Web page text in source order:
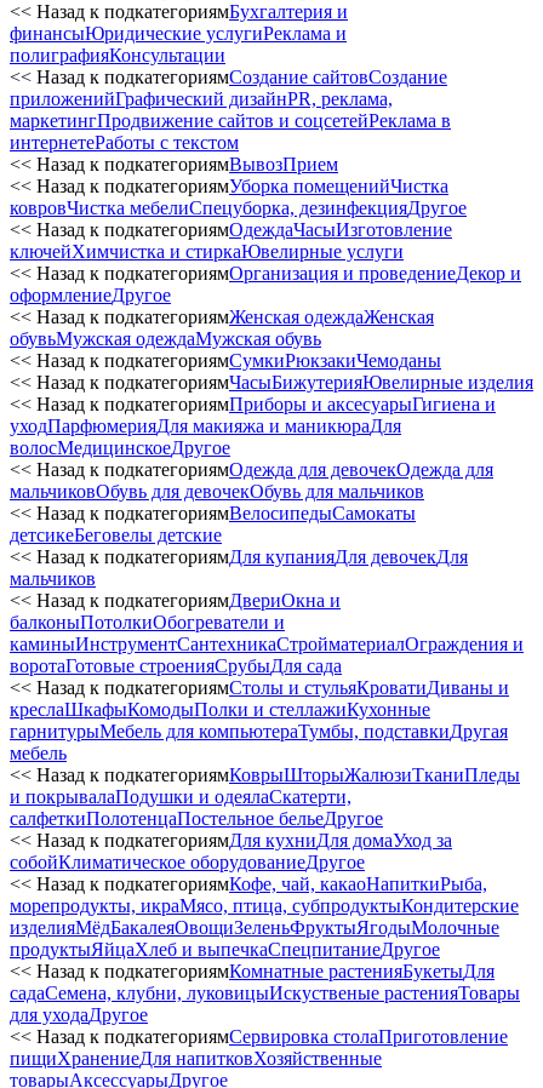
<< Назад к подкатегориямБухгалтерия и
финансыЮридические услугиРеклама и
полиграфияКонсультации
<< Назад к подкатегориямСоздание сайтовСоздание
приложенийГрафический дизайнPR, реклама,
маркетингПродвижение сайтов и соцсетейРеклама в
интернетеРаботы с текстом
<< Назад к подкатегориямВывозПрием
<< Назад к подкатегориямУборка помещенийЧистка
ковровЧистка мебелиСпецуборка, дезинфекцияДругое
<< Назад к подкатегориямОдеждаЧасыИзготовление
ключейХимчистка и стиркаЮвелирные услуги
<< Назад к подкатегориямОрганизация и проведениеДекор и
оформлениеДругое
<< Назад к подкатегориямЖенская одеждаЖенская
обувьМужская одеждаМужская обувь
<< Назад к подкатегориямСумкиРюкзакиЧемоданы
<< Назад к подкатегориямЧасыБижутерияЮвелирные изделия
<< Назад к подкатегориямПриборы и аксесуарыГигиена и
уходПарфюмерияДля макияжа и маникюраДля
волосМедицинскоеДругое
<< Назад к подкатегориямОдежда для девочекОдежда для
мальчиковОбувь для девочекОбувь для мальчиков
<< Назад к подкатегориямВелосипедыСамокаты
детсикеБеговелы детские
<< Назад к подкатегориямДля купанияДля девочекДля
мальчиков
<< Назад к подкатегориямДвериОкна и
балконыПотолкиОбогреватели и
каминыИнструментСантехникаСтройматериалОграждения и
воротаГотовые строенияСрубыДля сада
<< Назад к подкатегориямСтолы и стульяКроватиДиваны и
креслаШкафыКомодыПолки и стеллажиКухонные
гарнитурыМебель для компьютераТумбы, подставкиДругая
мебель
<< Назад к подкатегориямКоврыШторыЖалюзиТканиПледы
и покрывалаПодушки и одеялаСкатерти,
салфеткиПолотенцаПостельное бельеДругое
<< Назад к подкатегориямДля кухниДля домаУход за
собойКлиматическое оборудованиеДругое
<< Назад к подкатегориямКофе, чай, какаоНапиткиРыба,
морепродукты, икраМясо, птица, субпродуктыКондитерские
изделияМёдБакалеяОвощиЗеленьФруктыЯгодыМолочные
продуктыЯйцаХлеб и выпечкаСпецпитаниеДругое
<< Назад к подкатегориямКомнатные растенияБукетыДля
садаСемена, клубни, луковицыИскуственые растенияТовары
для уходаДругое
<< Назад к подкатегориямСервировка столаПриготовление
пищиХранениеДля напитковХозяйственные
товарыАксессуарыДругое